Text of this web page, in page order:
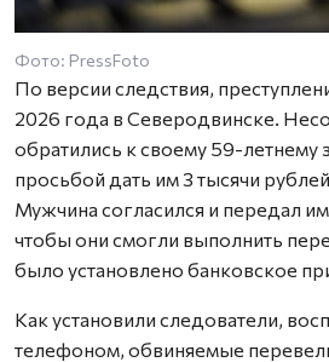
Фото: PressFoto
По версии следствия,
2026 года в Северодвинске.
обратились к своему 59-летнему
просьбой дать им 3 тысячи
Мужчина согласился и передал
чтобы они смогли выполнить
было установлено банковское
Как установили следователи,
телефоном, обвиняемые